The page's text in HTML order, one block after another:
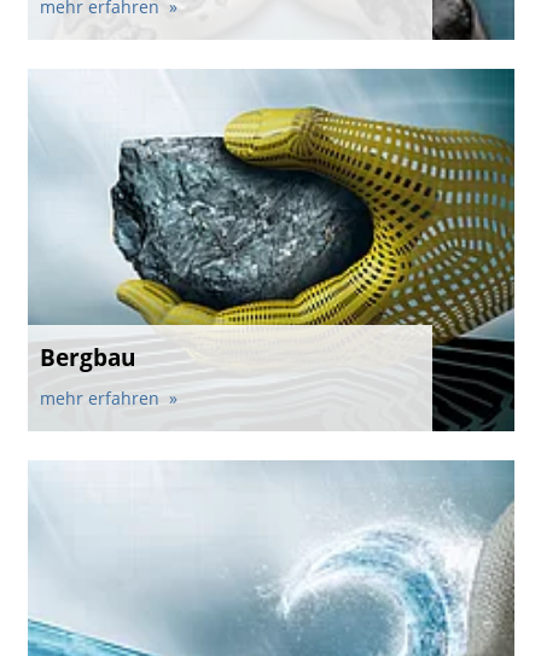
mehr erfahren
Bergbau
mehr erfahren